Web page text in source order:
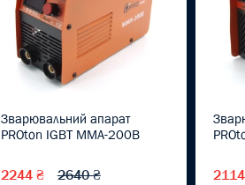
Зварювальний апарат
PROton IGBT MMA-200B
2244 ₴ 2640 ₴